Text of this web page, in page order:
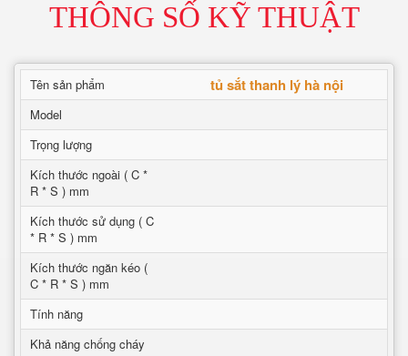
THÔNG SỐ KỸ THUẬT
Tên sản phẩm tủ sắt thanh lý hà nội
Model
Trọng lượng
Kích thước ngoài ( C *
R * S ) mm
Kích thước sử dụng ( C
* R * S ) mm
Kích thước ngăn kéo (
C * R * S ) mm
Tính năng
Khả năng chống cháy